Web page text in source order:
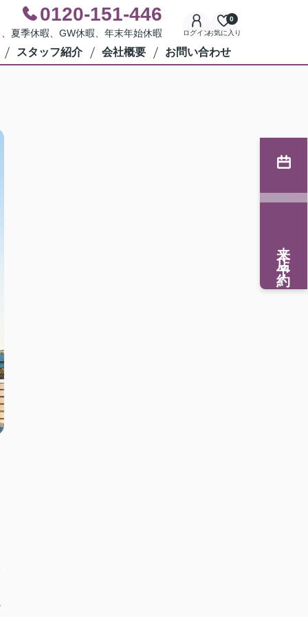
0120-151-446
夏季休暇、GW休暇、年末年始休暇 ログインお気に入り
0
スタッフ紹介 会社概要 お問い合わせ
来店予約